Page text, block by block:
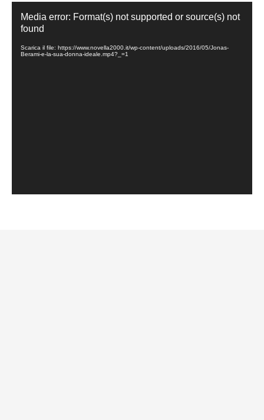
Player
Media error: Format(s) not supported or source(s) not
found
Scarica il file: https://www.novella2000.it/wp-content/uploads/2016/05/Jonas-
Berami-e-la-sua-donna-ideale.mp4?_=1